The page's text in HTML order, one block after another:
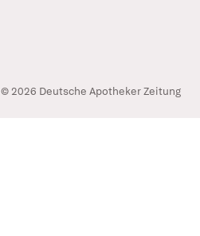
© 2026 Deutsche Apotheker Zeitung